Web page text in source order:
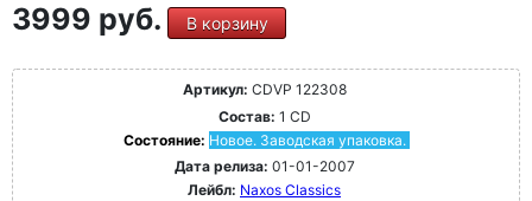
3999 руб. В корзину
Артикул: CDVP 122308
Состав: 1 CD
Состояние: Новое. Заводская упаковка.
Дата релиза: 01-01-2007
Лейбл: Naxos Classics